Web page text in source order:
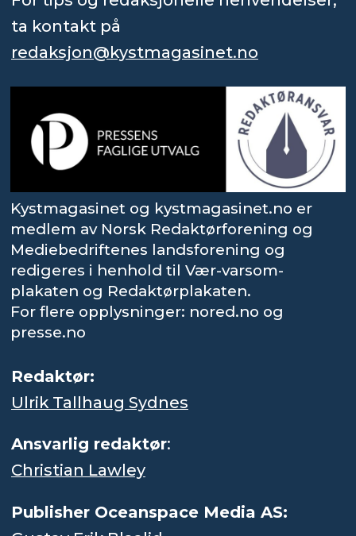
ta kontakt på
redaksjon@kystmagasinet.no
Kystmagasinet og kystmagasinet.no er
medlem av Norsk Redaktørforening og
Mediebedriftenes landsforening og
redigeres i henhold til Vær-varsom-
plakaten og Redaktørplakaten.
For flere opplysninger: nored.no og
presse.no
Redaktør:
Ulrik Tallhaug Sydnes
Ansvarlig redaktør:
Christian Lawley
Publisher Oceanspace Media AS: